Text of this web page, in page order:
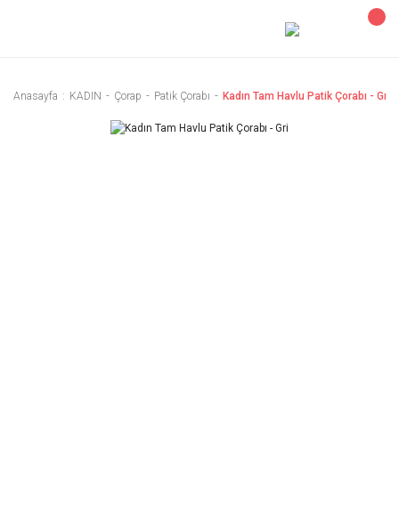
Anasayfa KADIN Çorap Patik Çorabı Kadın Tam Havlu Patik Çorabı - Gri